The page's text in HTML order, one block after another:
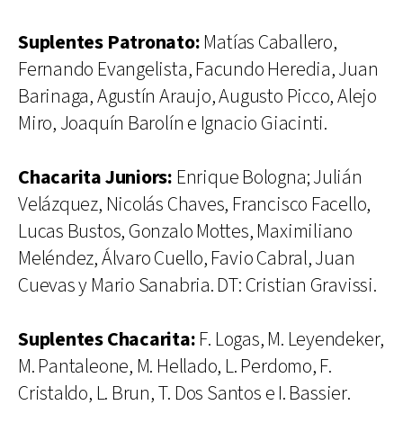
Suplentes Patronato:Matías Caballero,
Fernando Evangelista, Facundo Heredia, Juan
Barinaga, Agustín Araujo, Augusto Picco, Alejo
Miro, Joaquín Barolín e Ignacio Giacinti.
Chacarita Juniors: Enrique Bologna; Julián
Velázquez, Nicolás Chaves, Francisco Facello,
Lucas Bustos, Gonzalo Mottes, Maximiliano
Meléndez, Álvaro Cuello, Favio Cabral, Juan
Cuevas y Mario Sanabria. DT: Cristian Gravissi.
Suplentes Chacarita:F. Logas, M. Leyendeker,
M. Pantaleone, M. Hellado, L. Perdomo, F.
Cristaldo, L. Brun, T. Dos Santos e I. Bassier.